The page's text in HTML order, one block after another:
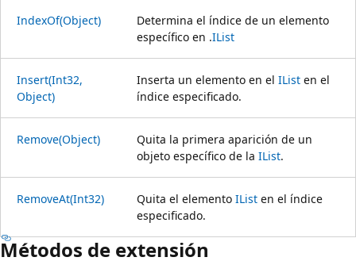
IndexOf(Object)
Determina el índice de un elemento
específico en .IList
Insert(Int32,
Object)
Inserta un elemento en el IList en el
índice especificado.
Remove(Object)
Quita la primera aparición de un
objeto específico de la IList.
RemoveAt(Int32) Quita el elemento IList en el índice
especificado.
Métodos de extensión